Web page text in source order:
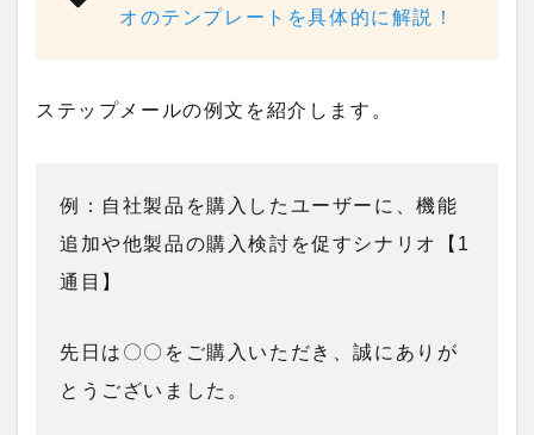
オのテンプレートを具体的に解説！
ステップメールの例文を紹介します。
例：自社製品を購入したユーザーに、機能
追加や他製品の購入検討を促すシナリオ【1
通目】
先日は〇〇をご購入いただき、誠にありが
とうございました。